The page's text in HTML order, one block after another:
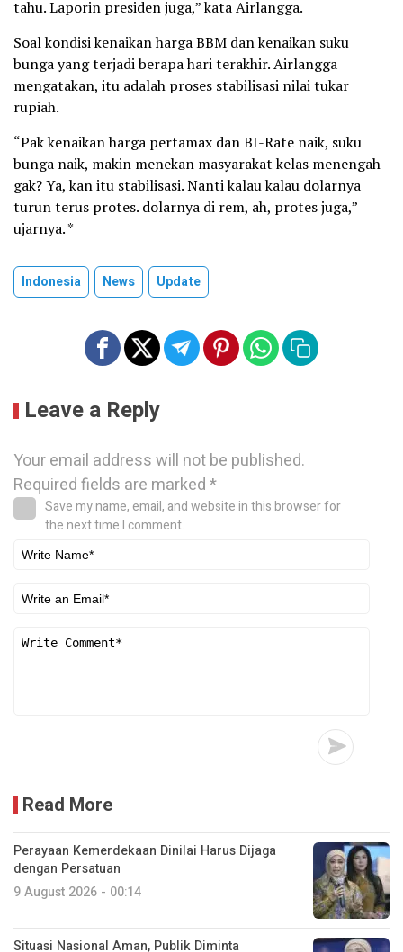
tahu. Laporin presiden juga,” kata Airlangga.
Soal kondisi kenaikan harga BBM dan kenaikan suku
bunga yang terjadi berapa hari terakhir. Airlangga
mengatakan, itu adalah proses stabilisasi nilai tukar
rupiah.
“Pak kenaikan harga pertamax dan BI-Rate naik, suku
bunga naik, makin menekan masyarakat kelas menengah
gak? Ya, kan itu stabilisasi. Nanti kalau kalau dolarnya
turun terus protes. dolarnya di rem, ah, protes juga,”
ujarnya. *
Indonesia News Update
Leave a Reply
Your email address will not be published.
Required fields are marked*
Save my name, email, and website in this browser for
the next time I comment.
Read More
Perayaan Kemerdekaan Dinilai Harus Dijaga
dengan Persatuan
9 August 2026 - 00:14
Situasi Nasional Aman, Publik Diminta